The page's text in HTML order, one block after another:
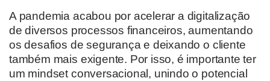
A pandemia acabou por acelerar a digitalização
de diversos processos financeiros, aumentando
os desafios de segurança e deixando o cliente
também mais exigente. Por isso, é importante ter
um mindset conversacional, unindo o potencial